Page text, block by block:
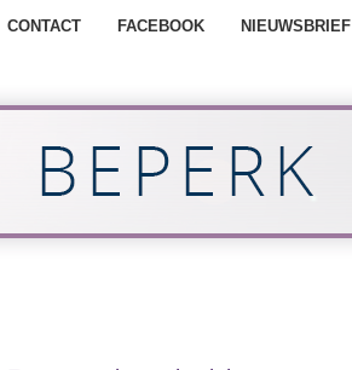
CONTACT FACEBOOK NIEUWSBRIEF